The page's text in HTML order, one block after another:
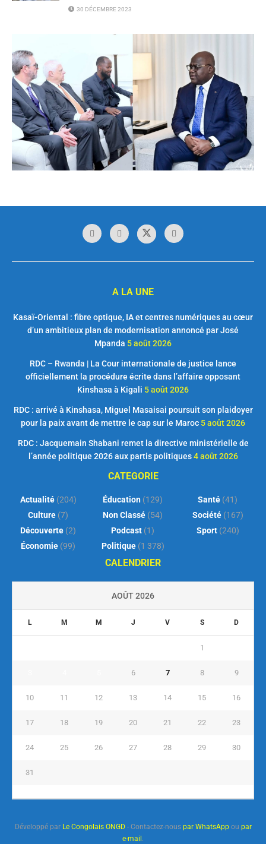
30 DÉCEMBRE 2023
A LA UNE
Kasaï-Oriental : fibre optique, IA et centres numériques au cœur
d’un ambitieux plan de modernisation annoncé par José
Mpanda 5 août 2026
RDC – Rwanda | La Cour internationale de justice lance
officiellement la procédure écrite dans l’affaire opposant
Kinshasa à Kigali 5 août 2026
RDC : arrivé à Kinshasa, Miguel Masaisai poursuit son plaidoyer
pour la paix avant de mettre le cap sur le Maroc 5 août 2026
RDC : Jacquemain Shabani remet la directive ministérielle de
l’année politique 2026 aux partis politiques 4 août 2026
CATEGORIE
Actualité(204)
Culture (7)
Découverte (2)
Économie (99)
Éducation (129)
Non Classé (54)
Podcast (1)
Politique(1 378)
Santé (41)
Société(167)
Sport(240)
CALENDRIER
AOÛT 2026
L M M J V S D
1
6 7 8 9
10 11 12 13 14 15 16
17 18 19 20 21 22 23
24 25 26 27 28 29 30
31
Développé par Le Congolais ONGD- Contactez-nous par WhatsAppou par
e-mail.